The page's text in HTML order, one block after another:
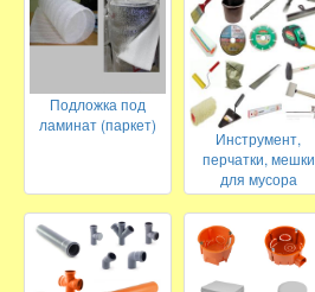
Подложка под
ламинат (паркет)
Инструмент,
перчатки, мешки
для мусора